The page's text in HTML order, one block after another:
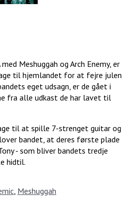
Meshuggah og Arch Enemy, er
til hjemlandet for at fejre julen
eget udsagn, er de gået i
fra alle udkast de har lavet til
til at spille 7-strenget guitar og
bandet, at deres første plade
- som bliver bandets tredje
hidtil.
, Meshuggah